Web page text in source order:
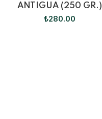
ANTIGUA (250 GR.)
₺280.00